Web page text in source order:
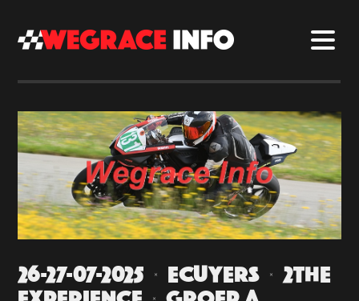
26-27-07-2025 | ECUYERS | 2THE